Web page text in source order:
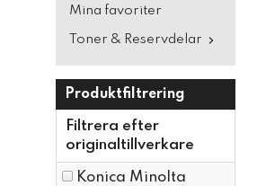
Mina favoriter
Toner & Reservdelar
Produktfiltrering
Filtrera efter
originaltillverkare
Konica Minolta